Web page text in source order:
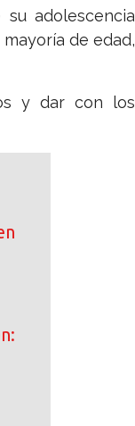
su adolescencia
de edad,
y dar con los